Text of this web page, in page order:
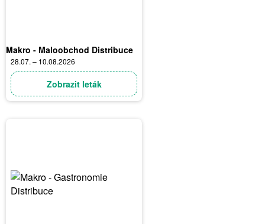
Makro - Maloobchod Distribuce
28.07. – 10.08.2026
Zobrazit leták